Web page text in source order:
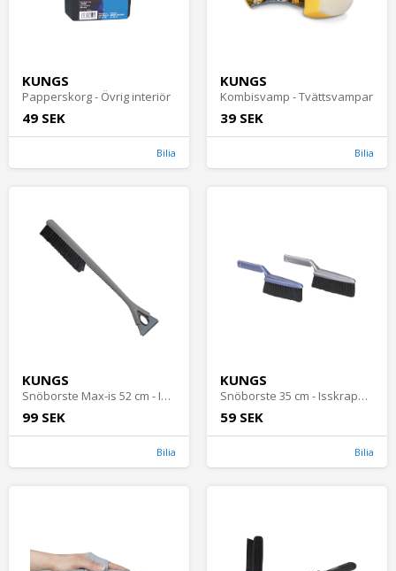
KUNGS
Papperskorg - Övrig interiör
49 SEK
Bilia
KUNGS
Kombisvamp - Tvättsvampar
39 SEK
Bilia
KUNGS
Snöborste Max-is 52 cm - Isskrapor och snöborstar
99 SEK
Bilia
KUNGS
Snöborste 35 cm - Isskrapor och snöborstar
59 SEK
Bilia